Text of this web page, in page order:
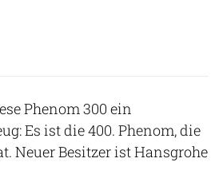
Phenom 300 ein
Es ist die 400. Phenom, die
Neuer Besitzer ist Hansgrohe